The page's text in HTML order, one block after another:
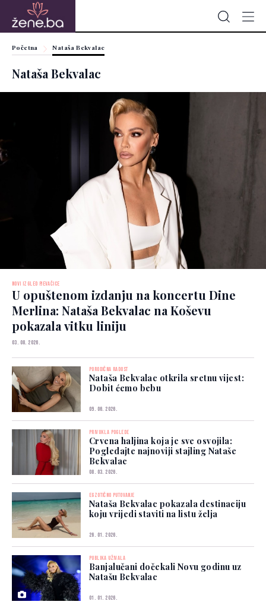
Početna Nataša Bekvalac
Nataša Bekvalac
NOVI IZGLED PJEVAČICE
U opuštenom izdanju na koncertu Dine
Merlina: Nataša Bekvalac na Koševu
pokazala vitku liniju
03. 08. 2026.
PORODIČNA RADOST
Nataša Bekvalac otkrila sretnu vijest:
Dobit ćemo bebu
09. 06. 2026.
PRIVUKLA POGLEDE
Crvena haljina koja je sve osvojila:
Pogledajte najnoviji stajling Nataše
Bekvalac
08. 03. 2026.
EGZOTIČNO PUTOVANJE
Nataša Bekvalac pokazala destinaciju
koju vrijedi staviti na listu želja
26. 01. 2026.
PUBLIKA UŽIVALA
Banjalučani dočekali Novu godinu uz
Natašu Bekvalac
01. 01. 2026.